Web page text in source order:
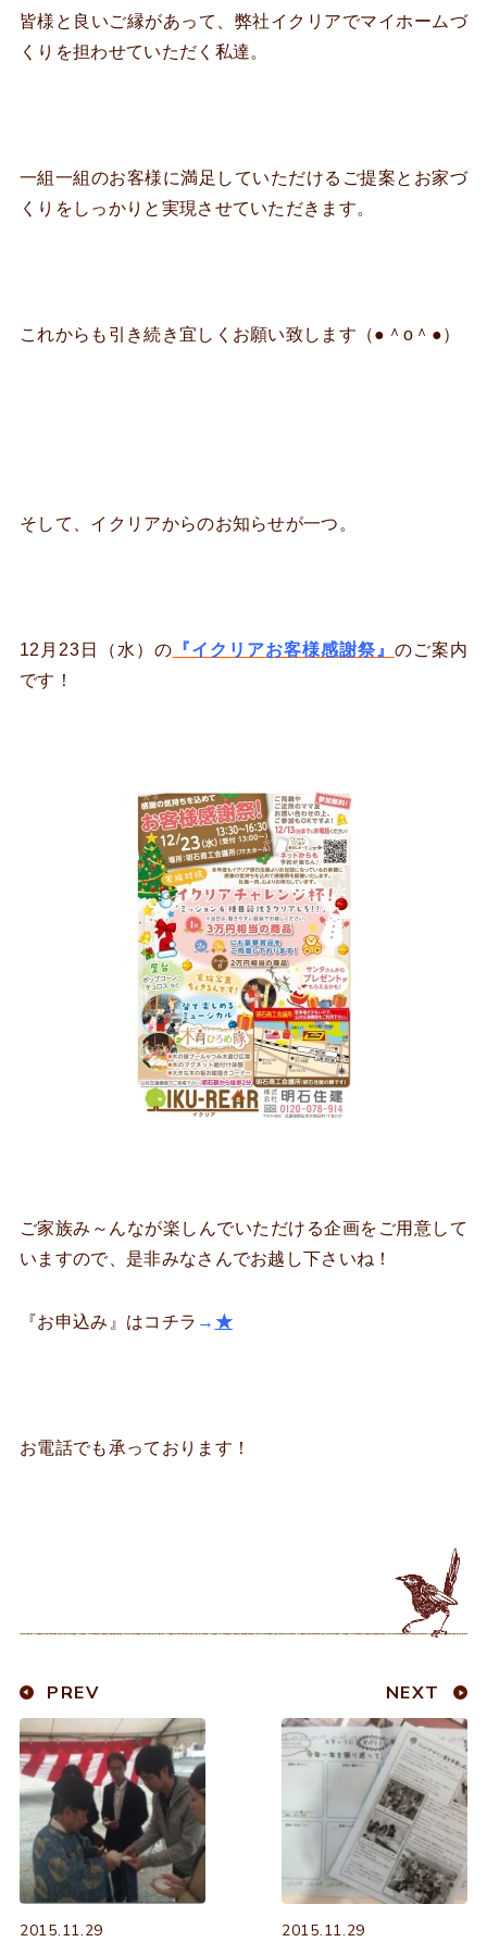
皆様と良いご縁があって、弊社イクリアでマイホームづ
くりを担わせていただく私達。
一組一組のお客様に満足していただけるご提案とお家づ
くりをしっかりと実現させていただきます。
これからも引き続き宜しくお願い致します（●＾o＾●）
そして、イクリアからのお知らせが一つ。
12月23日（水）の 『イクリアお客様感謝祭』 のご案内
です！
ご家族み～んなが楽しんでいただける企画をご用意して
いますので、是非みなさんでお越し下さいね！
『お申込み』はコチラ → ★
お電話でも承っております！
PREV
2015.11.29
NEXT
2015.11.29